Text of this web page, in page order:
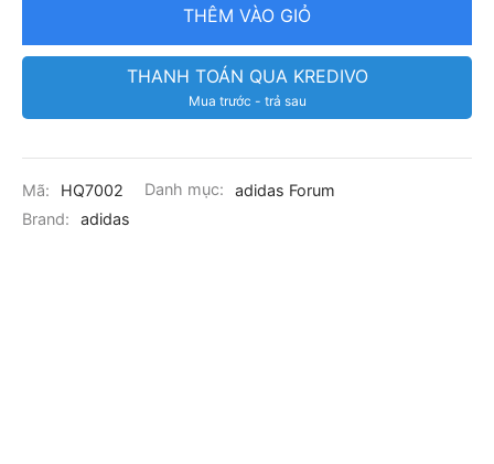
THÊM VÀO GIỎ
THANH TOÁN QUA KREDIVO
Mua trước - trả sau
Mã: HQ7002 Danh mục:
adidas Forum
Brand:
adidas